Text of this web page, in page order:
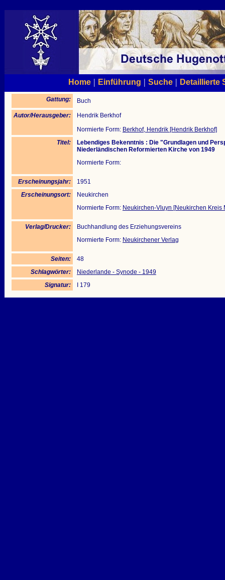
Home| Einführung | Suche| Detaillierte
Gattung: Buch
Autor/Herausgeber:
Hendrik Berkhof
Normierte Form: Berkhof, Hendrik [Hendrik Berkhof]
Titel:
Lebendiges Bekenntnis : Die "Grundlagen und
Niederländischen Reformierten Kirche von 1949
Normierte Form:
Erscheinungsjahr:
1951
Erscheinungsort:
Neukirchen
Normierte Form: Neukirchen-Vluyn [Neukirchen Kreis
Verlag/Drucker:
Buchhandlung des Erziehungsvereins
Normierte Form: Neukirchener Verlag
Seiten:
48
Schlagwörter:
Niederlande - Synode - 1949
Signatur:
I 179